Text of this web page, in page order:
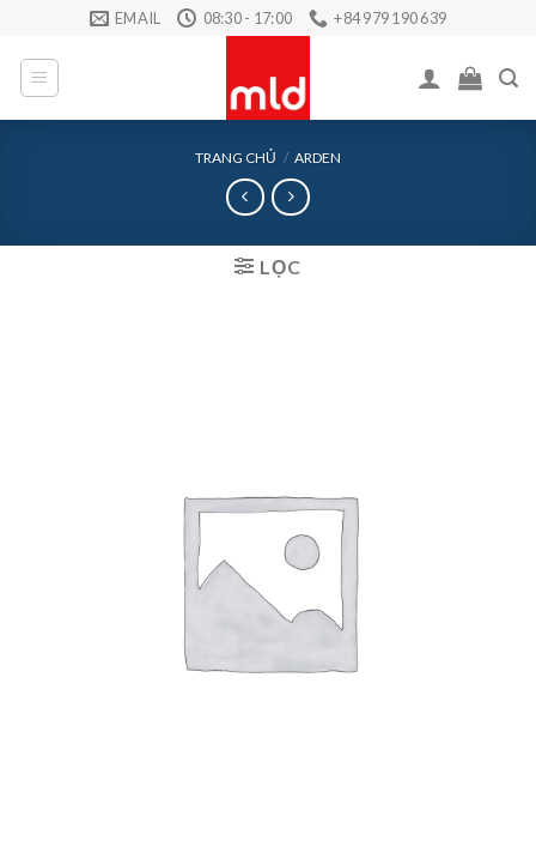
content
EMAIL 08:30 - 17:00 +84 979 190 639
TRANG CHỦ / ARDEN
LỌC